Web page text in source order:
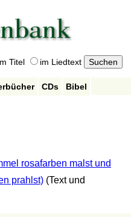
Titel im Liedtext
CDs
Bibel
rosafarben malst und
prahlst) (Text und